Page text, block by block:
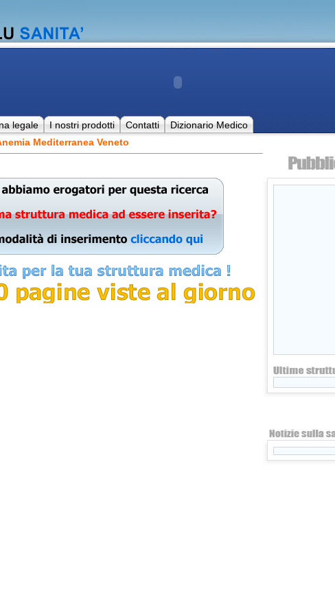
legale I nostri prodotti Contatti
Dizionario Medico
Mediterranea Veneto